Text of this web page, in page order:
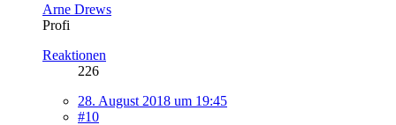
Arne Drews
Profi
Reaktionen
226
28. August 2018 um 19:45
#10